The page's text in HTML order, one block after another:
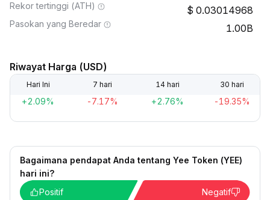
Rekor tertinggi (ATH) 0.03014968
Pasokan yang Beredar 1.00B
Riwayat Harga (USD)
Hari Ini 7 hari 14 hari 30 hari
+2.09% -7.17% +2.76% -19.35%
Bagaimana pendapat Anda tentang Yee Token (YEE)
hari ini?
Positif
Negatif